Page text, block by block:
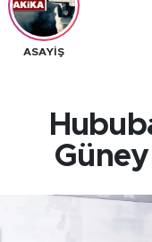
ASAYİŞ
Son Dakika